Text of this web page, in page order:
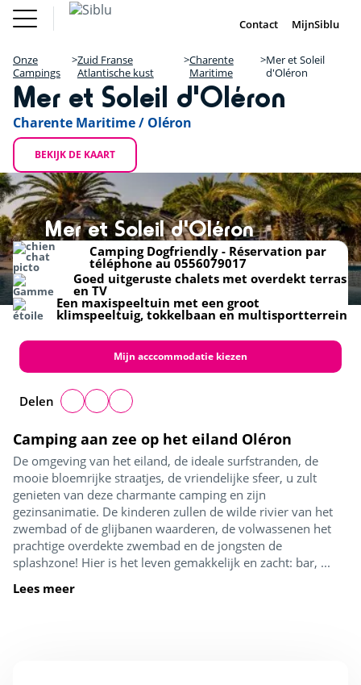
Overslaan
en
de
inhoud
gaan
Fun Pass
Parken)
FR IE EN
Vakantie Inspiratie
Aanbiedingen
Accommodaties / Kampeerplaatsen
Ontdek Siblu
Fun Pass (Franse Parken)
Chalet Kopen
DE FR
Contact MijnSiblu
Onze
Campings
Zuid Franse
Atlantische kust
Charente
Maritime
Mer et Soleil
d'Oléron
Mer et Soleil d'Oléron
Charente Maritime / Oléron
BEKIJK DE KAART
+
−
Mer et Soleil d'Oléron
Camping aan zee op het eiland Oléron
De omgeving van het eiland, de ideale surfstranden, de
mooie bloemrijke straatjes, de vriendelijke sfeer, u zult
genieten van deze charmante camping en zijn
gezinsanimatie. De kinderen zullen de wilde rivier van het
zwembad of de glijbanen waarderen, de volwassenen het
prachtige overdekte zwembad en de jongsten de
splashzone! Hier is het leven gemakkelijk en zacht: bar, ...
Lees meer
Camping Dogfriendly - Réservation par
téléphone au 0556079017
Goed uitgeruste chalets met overdekt terras
en TV
Een maxispeeltuin met een groot
klimspeeltuig, tokkelbaan en multisportterrein
Mijn acccommodatie kiezen
Delen